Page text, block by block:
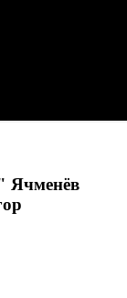
Ячменёв